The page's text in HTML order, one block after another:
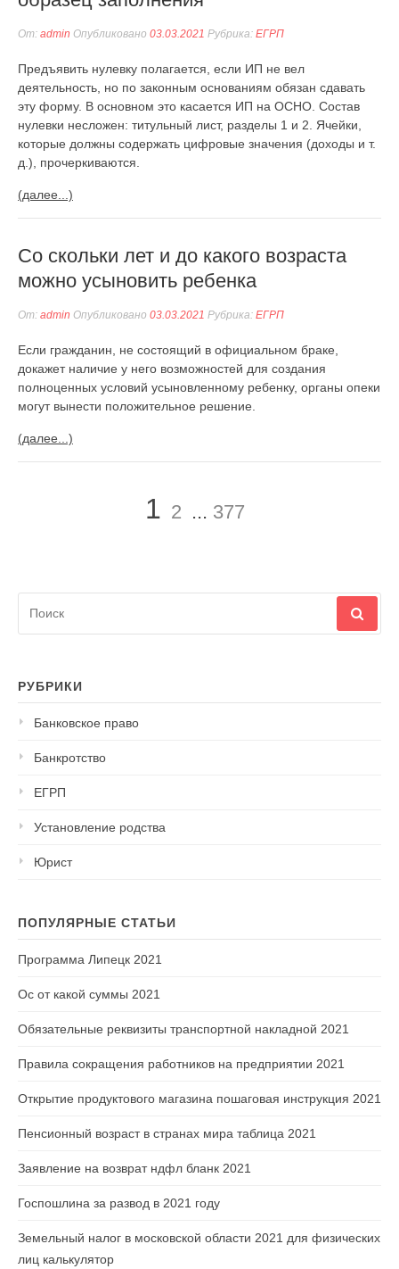
От: admin Опубликовано 03.03.2021 Рубрика: ЕГРП
Предъявить нулевку полагается, если ИП не вел
деятельность, но по законным основаниям обязан сдавать
эту форму. В основном это касается ИП на ОСНО. Состав
нулевки несложен: титульный лист, разделы 1 и 2. Ячейки,
которые должны содержать цифровые значения (доходы и т.
д.), прочеркиваются.
(далее...)
Со скольки лет и до какого возраста
можно усыновить ребенка
От: admin Опубликовано 03.03.2021 Рубрика: ЕГРП
Если гражданин, не состоящий в официальном браке,
докажет наличие у него возможностей для создания
полноценных условий усыновленному ребенку, органы опеки
могут вынести положительное решение.
(далее...)
Страница
1 Страница
2 ... Страница
377
РУБРИКИ
Банковское право
Банкротство
ЕГРП
Установление родства
Юрист
ПОПУЛЯРНЫЕ СТАТЬИ
Программа Липецк 2021
Ос от какой суммы 2021
Обязательные реквизиты транспортной накладной 2021
Правила сокращения работников на предприятии 2021
Открытие продуктового магазина пошаговая инструкция 2021
Пенсионный возраст в странах мира таблица 2021
Заявление на возврат ндфл бланк 2021
Госпошлина за развод в 2021 году
Земельный налог в московской области 2021 для физических
лиц калькулятор